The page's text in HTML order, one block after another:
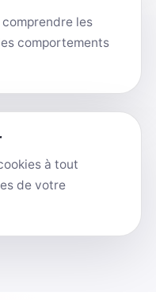
les
comportements
à tout
de votre